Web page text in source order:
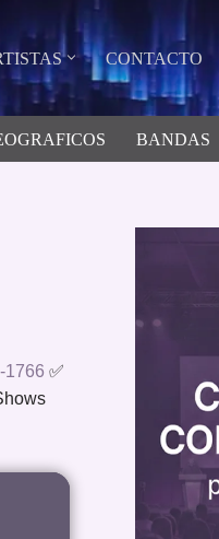
CONTACTO
BANDAS
1766 ✅